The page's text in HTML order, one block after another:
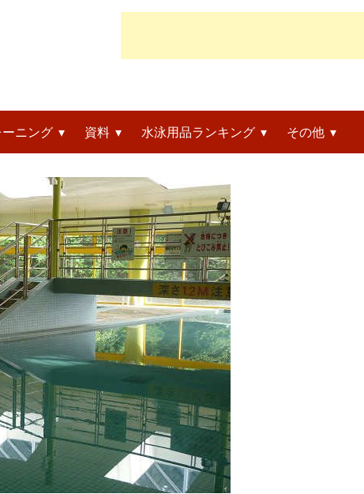
ーニング 資料 水泳用品ランキング その他